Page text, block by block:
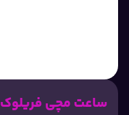
ساعت مچی فریلوک